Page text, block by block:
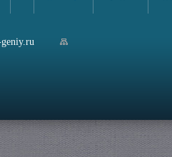
geniy.ru